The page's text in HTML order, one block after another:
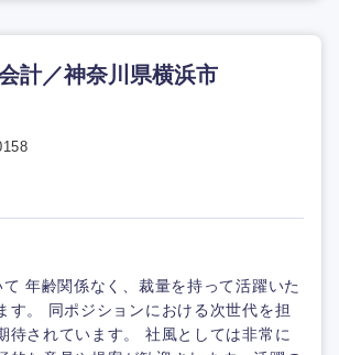
計／神奈川県横浜市
年齢関係なく、裁量を持って活躍いた
す。 同ポジションにおける次世代を担
待されています。 社風としては非常に